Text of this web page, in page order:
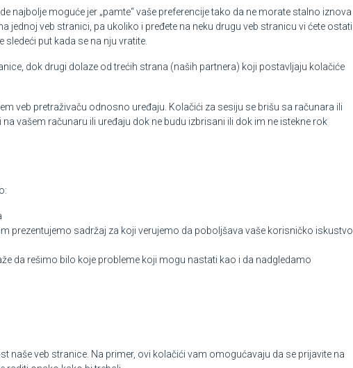
najbolje moguće jer „pamte“ vaše preferencije tako da ne morate stalno iznova
jednoj veb stranici, pa ukoliko i pređete na neku drugu veb stranicu vi ćete ostati
put kada se na nju vratite.
dok drugi dolaze od trećih strana (naših partnera) koji postavljaju kolačiće
veb pretraživaču odnosno uređaju. Kolačići za sesiju se brišu sa računara ili
vašem računaru ili uređaju dok ne budu izbrisani ili dok im ne istekne rok
prezentujemo sadržaj za koji verujemo da poboljšava vaše korisničko iskustvo
da rešimo bilo koje probleme koji mogu nastati kao i da nadgledamo
veb stranice. Na primer, ovi kolačići vam omogućavaju da se prijavite na